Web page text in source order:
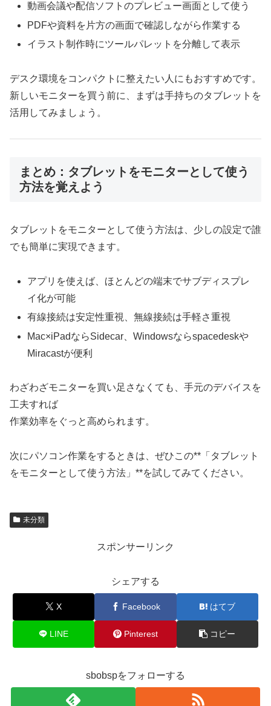
動画会議や配信ソフトのプレビュー画面として使う
PDFや資料を片方の画面で確認しながら作業する
イラスト制作時にツールパレットを分離して表示
デスク環境をコンパクトに整えたい人にもおすすめです。
新しいモニターを買う前に、まずは手持ちのタブレットを
活用してみましょう。
まとめ：タブレットをモニターとして使う
方法を覚えよう
タブレットをモニターとして使う方法は、少しの設定で誰
でも簡単に実現できます。
アプリを使えば、ほとんどの端末でサブディスプレ
イ化が可能
有線接続は安定性重視、無線接続は手軽さ重視
Mac×iPadならSidecar、Windowsならspacedeskや
Miracastが便利
わざわざモニターを買い足さなくても、手元のデバイスを
工夫すれば
作業効率をぐっと高められます。
次にパソコン作業をするときは、ぜひこの**「タブレット
をモニターとして使う方法」**を試してみてください。
未分類
スポンサーリンク
シェアする
X Facebook はてブ
LINE Pinterest コピー
sbobspをフォローする